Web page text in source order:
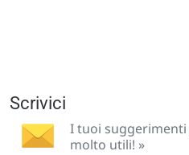
Scrivici
I tuoi
molto utili! »